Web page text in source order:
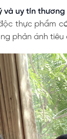
và uy tín thương
thực phẩm
phản ánh